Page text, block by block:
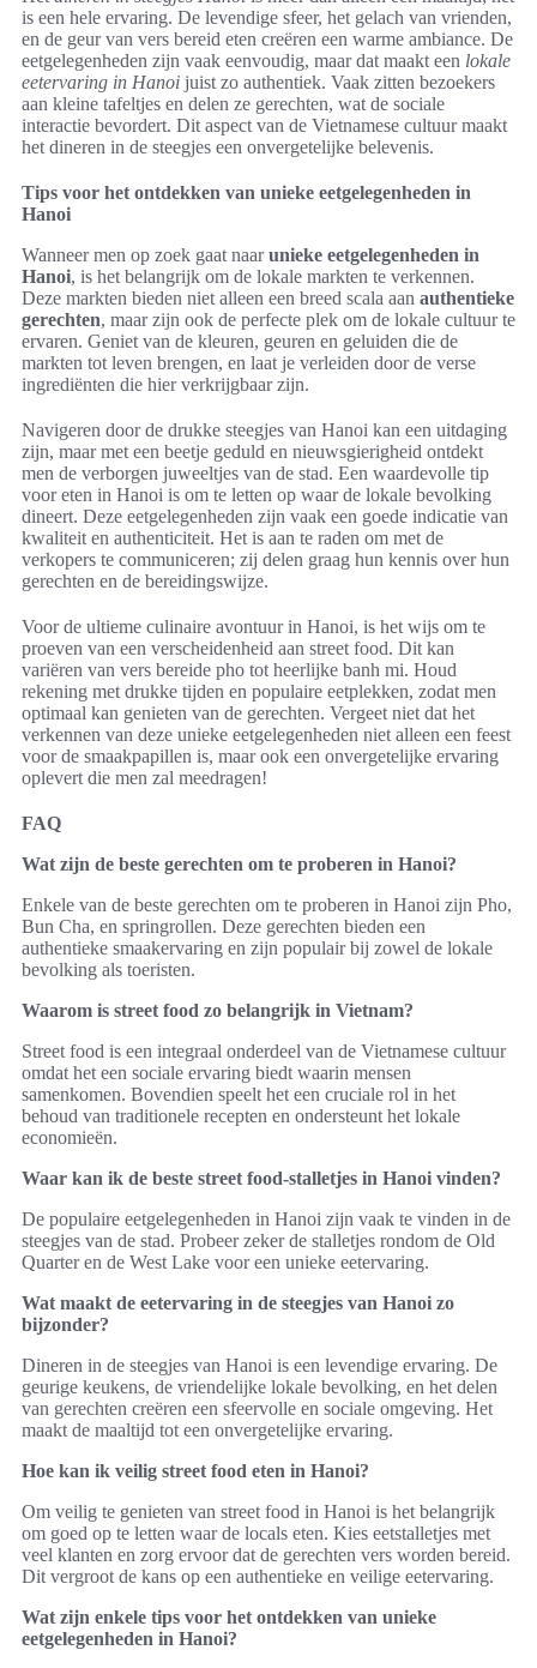
is een hele ervaring. De levendige sfeer, het gelach van vrienden,
en de geur van vers bereid eten creëren een warme ambiance. De
eetgelegenheden zijn vaak eenvoudig, maar dat maakt een lokale
eetervaring in Hanoi juist zo authentiek. Vaak zitten bezoekers
aan kleine tafeltjes en delen ze gerechten, wat de sociale
interactie bevordert. Dit aspect van de Vietnamese cultuur maakt
het dineren in de steegjes een onvergetelijke belevenis.
Tips voor het ontdekken van unieke eetgelegenheden in
Hanoi
Wanneer men op zoek gaat naarunieke eetgelegenheden in
Hanoi, is het belangrijk om de lokale markten te verkennen.
Deze markten bieden niet alleen een breed scala aan authentieke
gerechten, maar zijn ook de perfecte plek om de lokale cultuur te
ervaren. Geniet van de kleuren, geuren en geluiden die de
markten tot leven brengen, en laat je verleiden door de verse
ingrediënten die hier verkrijgbaar zijn.
Navigeren door de drukke steegjes van Hanoi kan een uitdaging
zijn, maar met een beetje geduld en nieuwsgierigheid ontdekt
men de verborgen juweeltjes van de stad. Een waardevolle tip
voor eten in Hanoi is om te letten op waar de lokale bevolking
dineert. Deze eetgelegenheden zijn vaak een goede indicatie van
kwaliteit en authenticiteit. Het is aan te raden om met de
verkopers te communiceren; zij delen graag hun kennis over hun
gerechten en de bereidingswijze.
Voor de ultieme culinaire avontuur in Hanoi, is het wijs om te
proeven van een verscheidenheid aan street food. Dit kan
variëren van vers bereide pho tot heerlijke banh mi. Houd
rekening met drukke tijden en populaire eetplekken, zodat men
optimaal kan genieten van de gerechten. Vergeet niet dat het
verkennen van deze unieke eetgelegenheden niet alleen een feest
voor de smaakpapillen is, maar ook een onvergetelijke ervaring
oplevert die men zal meedragen!
FAQ
Wat zijn de beste gerechten om te proberen in Hanoi?
Enkele van de beste gerechten om te proberen in Hanoi zijn Pho,
Bun Cha, en springrollen. Deze gerechten bieden een
authentieke smaakervaring en zijn populair bij zowel de lokale
bevolking als toeristen.
Waarom is street food zo belangrijk in Vietnam?
Street food is een integraal onderdeel van de Vietnamese cultuur
omdat het een sociale ervaring biedt waarin mensen
samenkomen. Bovendien speelt het een cruciale rol in het
behoud van traditionele recepten en ondersteunt het lokale
economieën.
Waar kan ik de beste street food-stalletjes in Hanoi vinden?
De populaire eetgelegenheden in Hanoi zijn vaak te vinden in de
steegjes van de stad. Probeer zeker de stalletjes rondom de Old
Quarter en de West Lake voor een unieke eetervaring.
Wat maakt de eetervaring in de steegjes van Hanoi zo
bijzonder?
Dineren in de steegjes van Hanoi is een levendige ervaring. De
geurige keukens, de vriendelijke lokale bevolking, en het delen
van gerechten creëren een sfeervolle en sociale omgeving. Het
maakt de maaltijd tot een onvergetelijke ervaring.
Hoe kan ik veilig street food eten in Hanoi?
Om veilig te genieten van street food in Hanoi is het belangrijk
om goed op te letten waar de locals eten. Kies eetstalletjes met
veel klanten en zorg ervoor dat de gerechten vers worden bereid.
Dit vergroot de kans op een authentieke en veilige eetervaring.
Wat zijn enkele tips voor het ontdekken van unieke
eetgelegenheden in Hanoi?